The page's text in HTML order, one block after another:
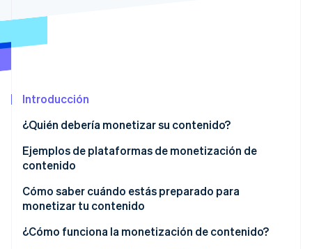
Introducción
¿Quién debería monetizar su contenido?
Ejemplos de plataformas de monetización de
contenido
Contenido de video
Cómo saber cuándo estás preparado para
monetizar tu contenido
¿Cómo funciona la monetización de contenido?